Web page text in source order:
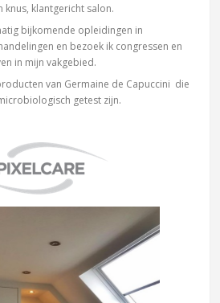
klantgericht salon.
bijkomende opleidingen in
en bezoek ik congressen en
in mijn vakgebied.
van Germaine de Capuccini die
getest zijn.